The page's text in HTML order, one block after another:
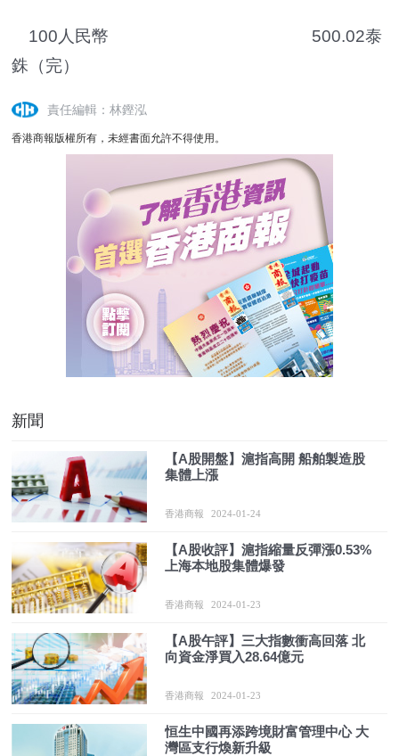
100人民幣 500.02泰
銖（完）
責任編輯：林鏗泓
香港商報版權所有，未經書面允許不得使用。
新聞
【A股開盤】滬指高開 船舶製造股
集體上漲
香港商報 2024-01-24
【A股收評】滬指縮量反彈漲0.53%
上海本地股集體爆發
香港商報 2024-01-23
【A股午評】三大指數衝高回落 北
向資金淨買入28.64億元
香港商報 2024-01-23
恒生中國再添跨境財富管理中心 大
灣區支行煥新升級